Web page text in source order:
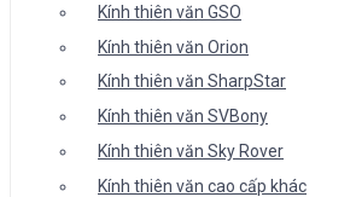
Kính thiên văn GSO
Kính thiên văn Orion
Kính thiên văn SharpStar
Kính thiên văn SVBony
Kính thiên văn Sky Rover
Kính thiên văn cao cấp khác